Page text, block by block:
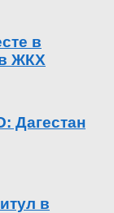
в
ЖКХ
Дагестан
в